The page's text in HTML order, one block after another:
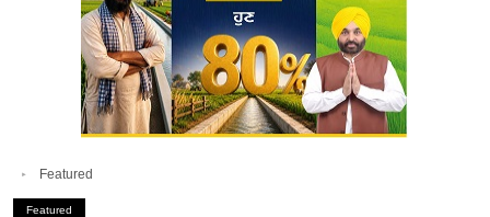
Featured
Featured